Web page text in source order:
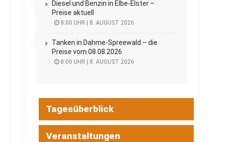
Diesel und Benzin in Elbe-Elster –
Preise aktuell
8:00 UHR | 8. AUGUST 2026
Tanken in Dahme-Spreewald – die
Preise vom 08.08.2026
8:00 UHR | 8. AUGUST 2026
Tagesüberblick
Veranstaltungen